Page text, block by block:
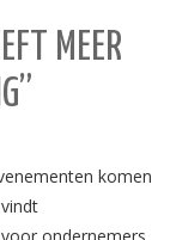
MEER
komen